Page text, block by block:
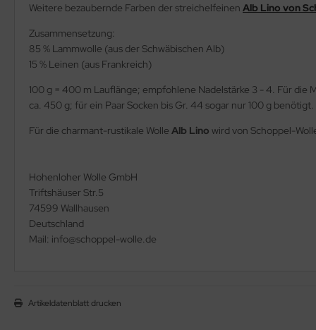
Weitere bezaubernde Farben der streichelfeinen Alb Lino von
Zusammensetzung:
85 % Lammwolle (aus der Schwäbischen Alb)
15 % Leinen (aus Frankreich)
100 g = 400 m Lauflänge; empfohlene Nadelstärke 3 - 4. Für die
ca. 450 g; für ein Paar Socken bis Gr. 44 sogar nur 100 g benötigt.
Für die charmant-rustikale Wolle Alb Lino wird von Schoppel-
Hohenloher Wolle GmbH
Triftshäuser Str.5
74599 Wallhausen
Deutschland
Mail: info@schoppel-wolle.de
Artikeldatenblatt drucken